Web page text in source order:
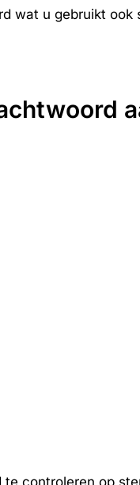
wat u gebruikt ook
controleren op